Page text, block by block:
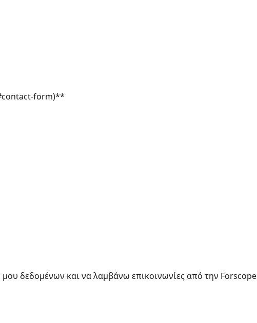
form)**
δεδομένων και να λαμβάνω επικοινωνίες από την Forscope